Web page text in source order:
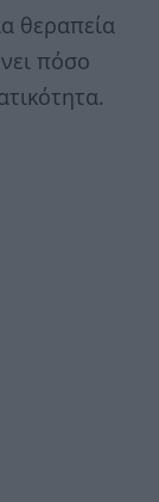
θεραπεία
πόσο